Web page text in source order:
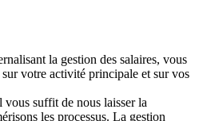
la gestion des salaires, vous
votre activité principale et sur vos
vous suffit de nous laisser la
les processus. La gestion